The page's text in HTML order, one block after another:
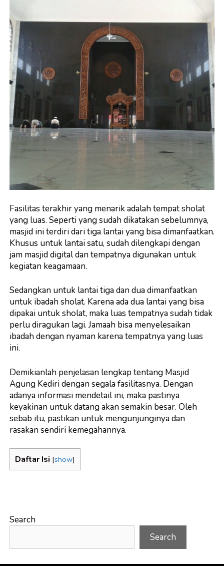
Fasilitas terakhir yang menarik adalah tempat sholat
yang luas. Seperti yang sudah dikatakan sebelumnya,
masjid ini terdiri dari tiga lantai yang bisa dimanfaatkan.
Khusus untuk lantai satu, sudah dilengkapi dengan
jam masjid digitaldan tempatnya digunakan untuk
kegiatan keagamaan.
Sedangkan untuk lantai tiga dan dua dimanfaatkan
untuk ibadah sholat. Karena ada dua lantai yang bisa
dipakai untuk sholat, maka luas tempatnya sudah tidak
perlu diragukan lagi. Jamaah bisa menyelesaikan
ibadah dengan nyaman karena tempatnya yang luas
ini.
Demikianlah penjelasan lengkap tentang Masjid
Agung Kediri dengan segala fasilitasnya. Dengan
adanya informasi mendetail ini, maka pastinya
keyakinan untuk datang akan semakin besar. Oleh
sebab itu, pastikan untuk mengunjunginya dan
rasakan sendiri kemegahannya.
Daftar Isi [show]
Search
Search